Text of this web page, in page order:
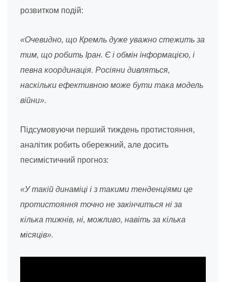
розвитком подій:
«Очевидно, що Кремль дуже уважно стежить за
тим, що робить Іран. Є і обмін інформацією, і
певна координація. Росіяни дивляться,
наскільки ефективною може бути така модель
війни».
Підсумовуючи перший тиждень протистояння,
аналітик робить обережний, але досить
песимістичний прогноз:
«У такій динаміці і з такими тенденціями це
протистояння точно не закінчиться ні за
кілька тижнів, ні, можливо, навіть за кілька
місяців».